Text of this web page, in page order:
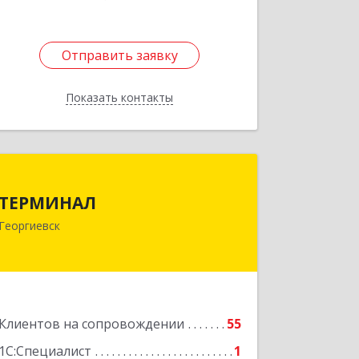
Отправить заявку
Показать контакты
Отправить заявку
Назад
ТЕРМИНАЛ
Георгиевск
Клиентов на сопровождении
55
1С:Специалист
1
Георгиевск г, Калинина ул, дом № 109
Подробнее